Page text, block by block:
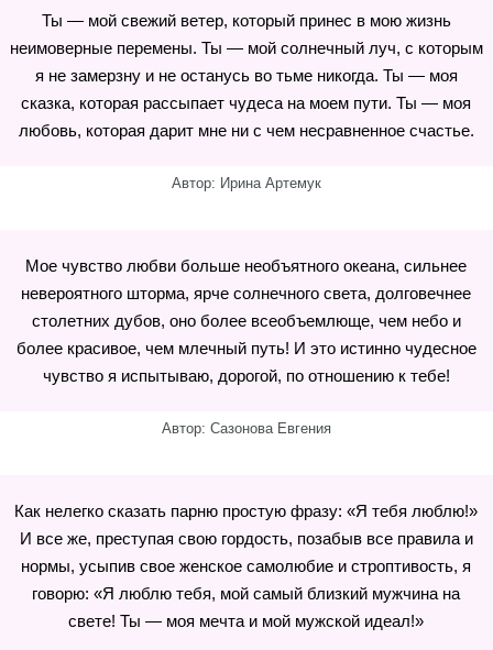
Ты — мой свежий ветер, который принес в мою жизнь
неимоверные перемены. Ты — мой солнечный луч, с которым
я не замерзну и не останусь во тьме никогда. Ты — моя
сказка, которая рассыпает чудеса на моем пути. Ты — моя
любовь, которая дарит мне ни с чем несравненное счастье.
Автор: Ирина Артемук
Мое чувство любви больше необъятного океана, сильнее
невероятного шторма, ярче солнечного света, долговечнее
столетних дубов, оно более всеобъемлюще, чем небо и
более красивое, чем млечный путь! И это истинно чудесное
чувство я испытываю, дорогой, по отношению к тебе!
Автор: Сазонова Евгения
Как нелегко сказать парню простую фразу: «Я тебя люблю!»
И все же, преступая свою гордость, позабыв все правила и
нормы, усыпив свое женское самолюбие и строптивость, я
говорю: «Я люблю тебя, мой самый близкий мужчина на
свете! Ты — моя мечта и мой мужской идеал!»